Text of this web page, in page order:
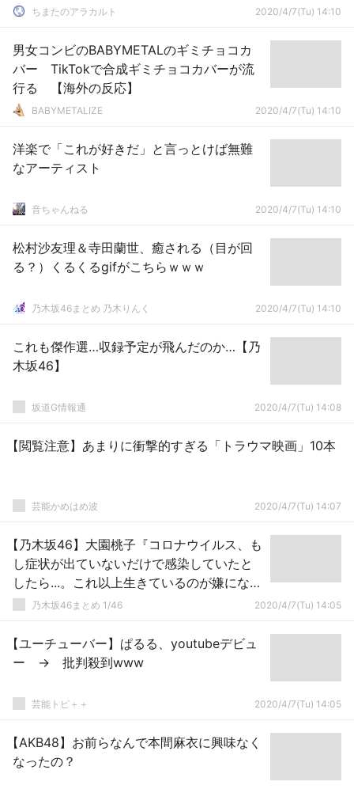
ちまたのアラカルト 2020/4/7(Tu) 14:10
男女コンビのBABYMETALのギミチョコカ
バー TikTokで合成ギミチョコカバーが流
行る 【海外の反応】
BABYMETALIZE 2020/4/7(Tu) 14:10
洋楽で「これが好きだ」と言っとけば無難
なアーティスト
音ちゃんねる 2020/4/7(Tu) 14:10
松村沙友理＆寺田蘭世、癒される（目が回
る？）くるくるgifがこちらｗｗｗ
乃木坂46まとめ 乃木りんく 2020/4/7(Tu) 14:10
これも傑作選…収録予定が飛んだのか…【乃
木坂46】
坂道G情報通 2020/4/7(Tu) 14:08
【閲覧注意】あまりに衝撃的すぎる「トラウマ映画」10本
芸能かめはめ波 2020/4/7(Tu) 14:07
【乃木坂46】大園桃子『コロナウイルス、も
し症状が出ていないだけで感染していたと
したら...。これ以上生きているのが嫌になる
程辛い思いをする方が増えないように…』
乃木坂46まとめ 1/46 2020/4/7(Tu) 14:05
【ユーチューバー】ぱるる、youtubeデビュ
ー → 批判殺到www
芸能トピ＋＋ 2020/4/7(Tu) 14:05
【AKB48】お前らなんで本間麻衣に興味なく
なったの？